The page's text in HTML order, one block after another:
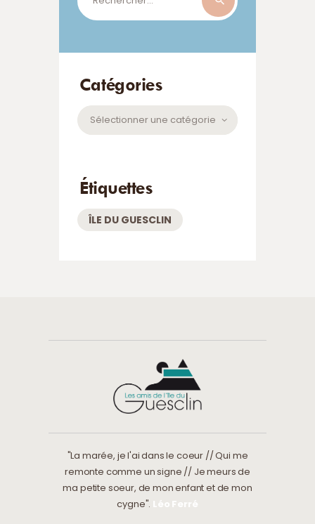
Catégories
Catégories
Étiquettes
ÎLE DU GUESCLIN
"La marée, je l'ai dans le coeur // Qui me
remonte comme un signe // Je meurs de
ma petite soeur, de mon enfant et de mon
cygne". Léo Ferré